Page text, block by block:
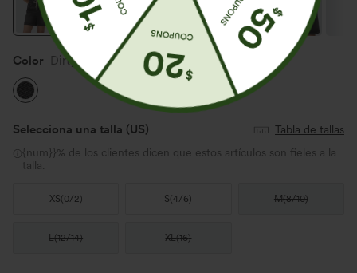
Color Dirty Black Denim
Selecciona una talla (US)
Tabla de tallas
{num}}% de los clientes dicen que estos artículos son fieles a la
talla.
XS(0/2) S(4/6) M(8/10)
L(12/14) XL(16)